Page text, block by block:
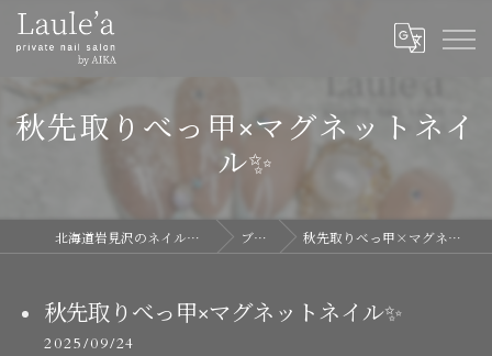
秋先取りべっ甲×マグネットネイ
ル✨
北海道岩見沢のネイルならLaule'a ブログ 秋先取りべっ甲×マグネットネイル✨
秋先取りべっ甲×マグネットネイル✨
2025/09/24